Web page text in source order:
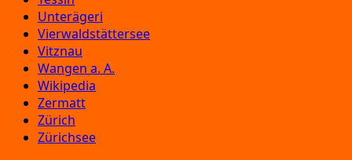
Unterägeri
Vierwaldstättersee
Vitznau
Wangen a. A.
Wikipedia
Zermatt
Zürich
Zürichsee